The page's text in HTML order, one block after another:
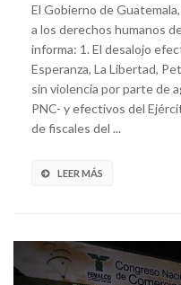
El Gobierno de
a los derechos humanos
informa: 1. El desalojo
Esperanza, La Libertad,
sin violencia por parte de
PNC- y efectivos del
de fiscales del ...
LEER MÁS